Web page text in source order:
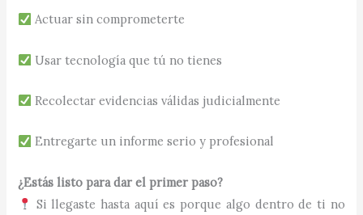
Actuar sin comprometerte
Usar tecnología que tú no tienes
Recolectar evidencias válidas judicialmente
Entregarte un informe serio y profesional
¿Estás listo para dar el primer paso?
Si llegaste hasta aquí es porque algo dentro de ti no